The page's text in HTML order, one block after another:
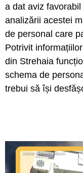
a dat aviz favorabil
analizării acestei
de personal care
Potrivit
din Strehaia
schema de
trebui să își